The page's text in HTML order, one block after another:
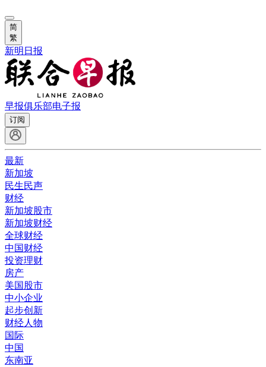
简
繁
新明日报
早报俱乐部电子报
订阅
最新
新加坡
民生民声
财经
新加坡股市
新加坡财经
全球财经
中国财经
投资理财
房产
美国股市
中小企业
起步创新
财经人物
国际
中国
东南亚